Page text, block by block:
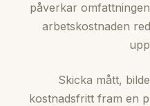
påverkar
arbetskostnaden
Skicka mått,
kostnadsfritt fram en